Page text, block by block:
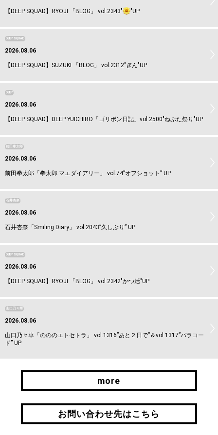
【DEEP SQUAD】RYOJI 「BLOG」 vol.2343" "UP
DEEP SQUAD
2026.08.06
【DEEP SQUAD】SUZUKI 「BLOG」 vol.2312"ぎん"UP
DEEP
2026.08.06
【DEEP SQUAD】DEEP YUICHIRO「ゴリポン日記」vol.2500"ねぶた祭り"UP
前田拳太郎
2026.08.06
前田拳太郎「拳太郎 マエダイアリー」 vol.74”オフショット” UP
石井杏奈
2026.08.06
石井杏奈「Smiling Diary」 vol.2043”久しぶり” UP
DEEP SQUAD
2026.08.06
【DEEP SQUAD】RYOJI 「BLOG」 vol.2342"かつ活"UP
山口乃々華
2026.08.06
山口乃々華「のののエトセトラ」 vol.1316”あと２日で”＆vol.1317”パラコー
ド” UP
more
more
お問い合わせ先はこちら
お問い合わせ先はこちら
引継ぎはこちら